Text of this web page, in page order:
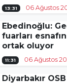
13:31 06 Ağustos
Ebedinoğlu:
fuarları
ortak oluyor
11:31 06 Ağustos
Diyarbakır